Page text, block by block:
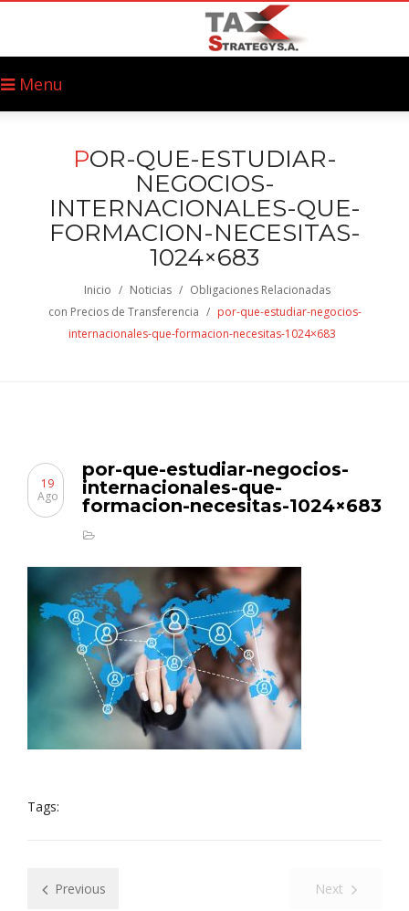
Menu
POR-QUE-ESTUDIAR-
NEGOCIOS-
INTERNACIONALES-QUE-
FORMACION-NECESITAS-
1024×683
Inicio / Noticias / Obligaciones Relacionadas
con Precios de Transferencia / por-que-estudiar-negocios-
internacionales-que-formacion-necesitas-1024×683
por-que-estudiar-negocios-
internacionales-que-
formacion-necesitas-1024×683
19
Ago
Tags:
Previous Next